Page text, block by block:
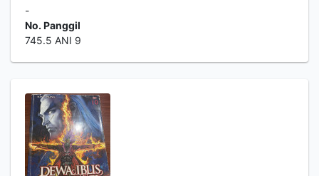
-
No. Panggil
745.5 ANI 9